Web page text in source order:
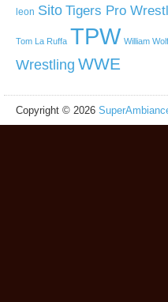
leon Sito Tigers Pro
Tom La Ruffa TPW William Wolf
Wrestling WWE
Copyright © 2026